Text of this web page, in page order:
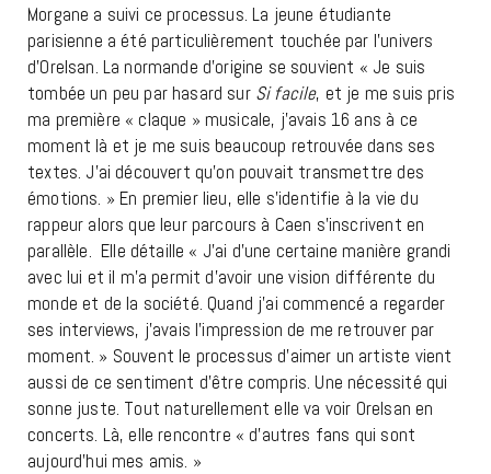
Morgane a suivi ce processus. La jeune étudiante
parisienne a été particulièrement touchée par l’univers
d’Orelsan. La normande d’origine se souvient « Je suis
tombée un peu par hasard sur Si facile, et je me suis pris
ma première « claque » musicale, j’avais 16 ans à ce
moment là et je me suis beaucoup retrouvée dans ses
textes. J’ai découvert qu’on pouvait transmettre des
émotions. » En premier lieu, elle s’identifie à la vie du
rappeur alors que leur parcours à Caen s’inscrivent en
parallèle. Elle détaille « J’ai d’une certaine manière grandi
avec lui et il m’a permit d’avoir une vision différente du
monde et de la société. Quand j’ai commencé a regarder
ses interviews, j’avais l’impression de me retrouver par
moment. » Souvent le processus d’aimer un artiste vient
aussi de ce sentiment d’être compris. Une nécessité qui
sonne juste. Tout naturellement elle va voir Orelsan en
concerts. Là, elle rencontre « d’autres fans qui sont
aujourd’hui mes amis. »